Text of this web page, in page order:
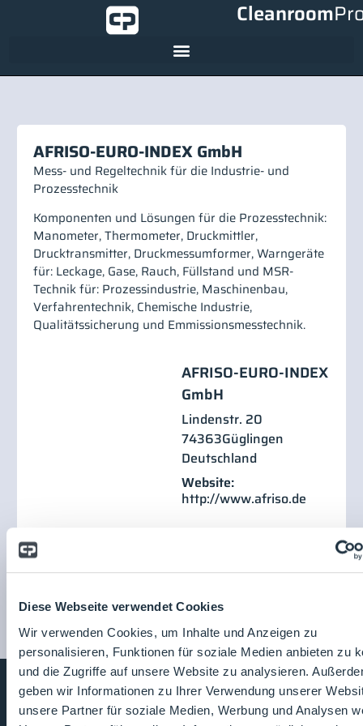
Diese Webseite verwendet Cookies
Wir verwenden Cookies, um Inhalte und Anzeigen zu
personalisieren, Funktionen für soziale Medien anbieten zu
und die Zugriffe auf unsere Website zu analysieren.
geben wir Informationen zu Ihrer Verwendung unserer
unsere Partner für soziale Medien, Werbung und Analysen
Cleanroom
AFRISO-EURO-INDEX GmbH
Mess- und Regeltechnik für die Industrie- und
Prozesstechnik
Komponenten und Lösungen für die Prozesstechnik:
Manometer, Thermometer, Druckmittler,
Drucktransmitter, Druckmessumformer, Warngeräte
für: Leckage, Gase, Rauch, Füllstand und MSR-
Technik für: Prozessindustrie, Maschinenbau,
Verfahrentechnik, Chemische Industrie,
Qualitätssicherung und Emmissionsmesstechnik.
AFRISO-EURO-INDEX
GmbH
Lindenstr. 20
74363Güglingen
Deutschland
Website:
http://www.afriso.de